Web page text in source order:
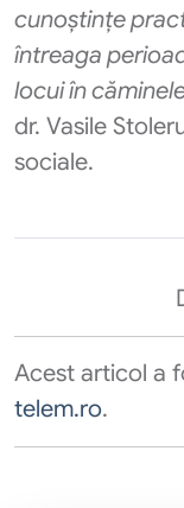
cunoștințe
întreaga
locui în
dr. Vasile
sociale.
Acest articol a
telem.ro.